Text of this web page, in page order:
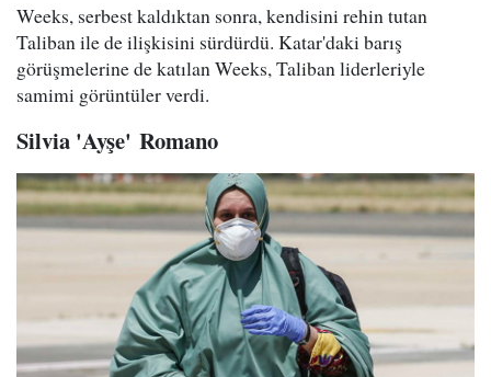
Weeks, serbest kaldıktan sonra, kendisini rehin tutan
Taliban ile de ilişkisini sürdürdü. Katar'daki barış
görüşmelerine de katılan Weeks, Taliban liderleriyle
samimi görüntüler verdi.
Silvia 'Ayşe' Romano